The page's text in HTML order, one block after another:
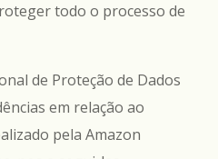
todo o processo de
de Proteção de Dados
em relação ao
pela Amazon